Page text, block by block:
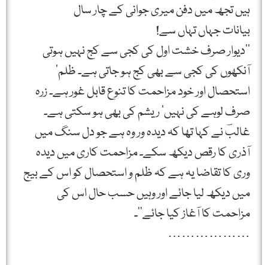
ہیں تجھ میں دفن میری جوانی کے چار سال
بیانات جہاں تہاں سے!
’’دیوار صرف خشت اول کی کجی سے کج نہیں ہوتی
آنکھوں کی کجی سے بھی کج ہو جاتی ہے۔ ظلم‘
استحصال اور خود مزاحمت کا تنوع قابل غور ہے۔ زرہ
صرف لوہے کی نہیں‘ ریشم کی بھی ہو سکتی ہے۔
غالبؔ نے کہا تھا کہ دیدہ ور وہ ہے جو دل سنگ میں
آذری کا رقص دیکھ سکے۔ مزاحمت کاری میں دیدہ
وری کا تقاضا یہ ہے کہ ظلم و استحصال کو اس کے بیج
میں دیکھ لیا جائے اور وہیں حسب حال اس کی
مزاحمت کا آغاز کیا جائے‘‘۔
………………